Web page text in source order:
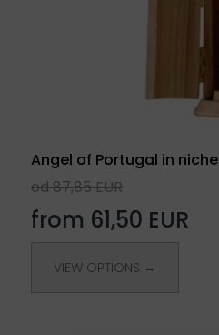
Angel of Portugal in niche
od 87,85 EUR
from 61,50 EUR
VIEW OPTIONS →